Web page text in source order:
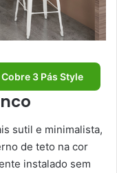
3 Pás Style
sutil e minimalista,
de teto na cor
instalado sem